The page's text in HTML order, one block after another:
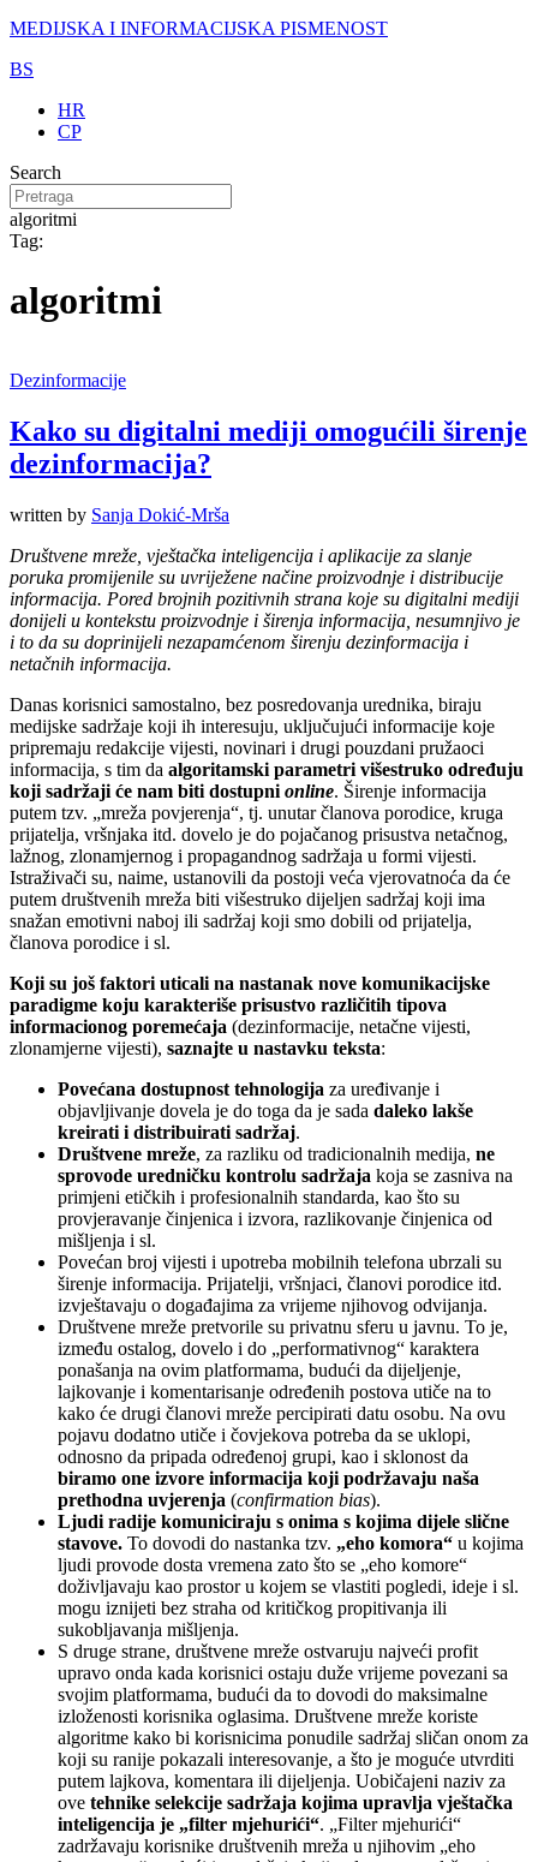
MEDIJSKA I INFORMACIJSKA PISMENOST
BS
HR
CP
Search
algoritmi
Tag:
algoritmi
Dezinformacije
Kako su digitalni mediji omogućili širenje
dezinformacija?
written by Sanja Dokić-Mrša
Društvene mreže, vještačka inteligencija i aplikacije za slanje
poruka promijenile su uvriježene načine proizvodnje i distribucije
informacija. Pored brojnih pozitivnih strana koje su digitalni mediji
donijeli u kontekstu proizvodnje i širenja informacija, nesumnjivo je
i to da su doprinijeli nezapamćenom širenju dezinformacija i
netačnih informacija.
Danas korisnici samostalno, bez posredovanja urednika, biraju
medijske sadržaje koji ih interesuju, uključujući informacije koje
pripremaju redakcije vijesti, novinari i drugi pouzdani pružaoci
informacija, s tim da algoritamski parametri višestruko određuju
koji sadržaji će nam biti dostupni online. Širenje informacija
putem tzv. „mreža povjerenja“, tj. unutar članova porodice, kruga
prijatelja, vršnjaka itd. dovelo je do pojačanog prisustva netačnog,
lažnog, zlonamjernog i propagandnog sadržaja u formi vijesti.
Istraživači su, naime, ustanovili da postoji veća vjerovatnoća da će
putem društvenih mreža biti višestruko dijeljen sadržaj koji ima
snažan emotivni naboj ili sadržaj koji smo dobili od prijatelja,
članova porodice i sl.
Koji su još faktori uticali na nastanak nove komunikacijske
paradigme koju karakteriše prisustvo različitih tipova
informacionog poremećaja (dezinformacije, netačne vijesti,
zlonamjerne vijesti), saznajte u nastavku teksta:
Povećana dostupnost tehnologija za uređivanje i
objavljivanje dovela je do toga da je sada daleko lakše
kreirati i distribuirati sadržaj.
Društvene mreže, za razliku od tradicionalnih medija, ne
sprovode uredničku kontrolu sadržaja koja se zasniva na
primjeni etičkih i profesionalnih standarda, kao što su
provjeravanje činjenica i izvora, razlikovanje činjenica od
mišljenja i sl.
Povećan broj vijesti i upotreba mobilnih telefona ubrzali su
širenje informacija. Prijatelji, vršnjaci, članovi porodice itd.
izvještavaju o događajima za vrijeme njihovog odvijanja.
Društvene mreže pretvorile su privatnu sferu u javnu. To je,
između ostalog, dovelo i do „performativnog“ karaktera
ponašanja na ovim platformama, budući da dijeljenje,
lajkovanje i komentarisanje određenih postova utiče na to
kako će drugi članovi mreže percipirati datu osobu. Na ovu
pojavu dodatno utiče i čovjekova potreba da se uklopi,
odnosno da pripada određenoj grupi, kao i sklonost da
biramo one izvore informacija koji podržavaju naša
prethodna uvjerenja (confirmation bias).
Ljudi radije komuniciraju s onima s kojima dijele slične
stavove. To dovodi do nastanka tzv. „eho komora“ u kojima
ljudi provode dosta vremena zato što se „eho komore“
doživljavaju kao prostor u kojem se vlastiti pogledi, ideje i sl.
mogu iznijeti bez straha od kritičkog propitivanja ili
sukobljavanja mišljenja.
S druge strane, društvene mreže ostvaruju najveći profit
upravo onda kada korisnici ostaju duže vrijeme povezani sa
svojim platformama, budući da to dovodi do maksimalne
izloženosti korisnika oglasima. Društvene mreže koriste
algoritme kako bi korisnicima ponudile sadržaj sličan onom za
koji su ranije pokazali interesovanje, a što je moguće utvrditi
putem lajkova, komentara ili dijeljenja. Uobičajeni naziv za
ove tehnike selekcije sadržaja kojima upravlja vještačka
inteligencija je „filter mjehurići“. „Filter mjehurići“
zadržavaju korisnike društvenih mreža u njihovim „eho